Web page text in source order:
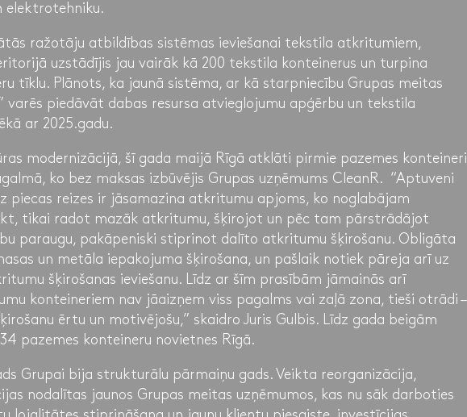
elektrotehniku.
ražotāju atbildības sistēmas ieviešanai tekstila atkritumiem,
uzstādījis jau vairāk kā 200 tekstila konteinerus un turpina
tīklu. Plānots, ka jaunā sistēma, ar kā starpniecību Grupas meitas
varēs piedāvāt dabas resursa atvieglojumu apģērbu un tekstila
ar 2025.gadu.
modernizācijā, šī gada maijā Rīgā atklāti pirmie pazemes konteineri
ko bez maksas izbūvējis Grupas uzņēmums CleanR. “Aptuveni
piecas reizes ir jāsamazina atkritumu apjoms, ko noglabājam
tikai radot mazāk atkritumu, šķirojot un pēc tam pārstrādājot
paraugu, pakāpeniski stiprinot dalīto atkritumu šķirošanu. Obligāta
un metāla iepakojuma šķirošana, un pašlaik notiek pāreja arī uz
šķirošanas ieviešanu. Līdz ar šīm prasībām jāmainās arī
konteineriem nav jāaizņem viss pagalms vai zaļā zona, tieši otrādi –
ērtu un motivējošu,” skaidro Juris Gulbis. Līdz gada beigām
pazemes konteineru novietnes Rīgā.
Grupai bija strukturālu pārmaiņu gads. Veikta reorganizācija,
nodalītas jaunos Grupas meitas uzņēmumos, kas nu sāk darboties